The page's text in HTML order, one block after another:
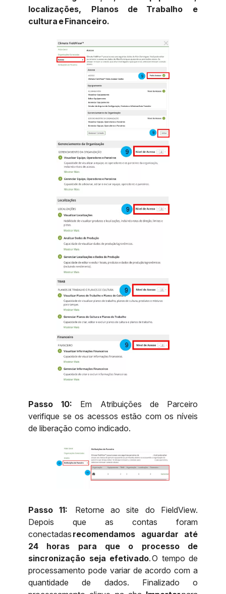
localizações, Planos de Trabalho e
cultura e Financeiro.
Passo 10: Em Atribuições de Parceiro
verifique se os acessos estão com os níveis
de liberação como indicado.
Passo 11: Retorne ao site do FieldView.
Depois que as contas foram
conectadas recomendamos aguardar até
24 horas para que o processo de
sincronização seja efetivado. O tempo de
processamento pode variar de acordo com a
quantidade de dados. Finalizado o